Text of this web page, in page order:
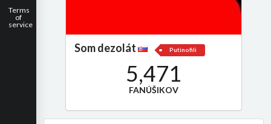
Terms
of
service
Som dezolát Putinofili
5,471
FANÚŠIKOV